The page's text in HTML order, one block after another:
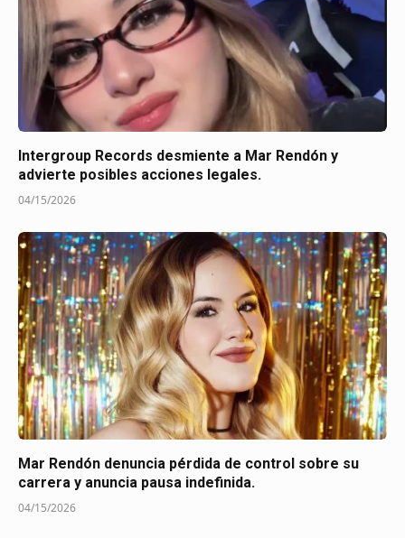
Intergroup Records desmiente a Mar Rendón y
advierte posibles acciones legales.
04/15/2026
Mar Rendón denuncia pérdida de control sobre su
carrera y anuncia pausa indefinida.
04/15/2026